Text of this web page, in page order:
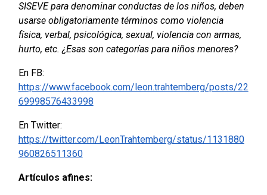
SISEVE para denominar conductas de los niños, deben
usarse obligatoriamente términos como violencia
física, verbal, psicológica, sexual, violencia con armas,
hurto, etc. ¿Esas son categorías para niños menores?
En FB:
https://www.facebook.com/leon.trahtemberg/posts/22
69998576433998
En Twitter:
https://twitter.com/LeonTrahtemberg/status/1131880
960826511360
Artículos afines: